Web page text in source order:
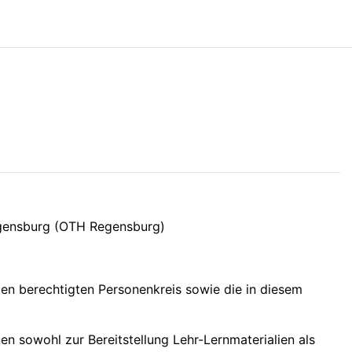
(OTH Regensburg)
berechtigten Personenkreis sowie die in diesem
sowohl zur Bereitstellung Lehr-Lernmaterialien als